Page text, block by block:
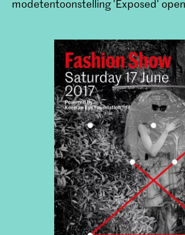
modetentoonstelling 'Exposed'